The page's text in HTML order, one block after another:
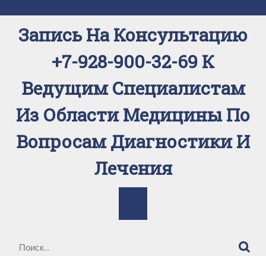
к
содержимому
Запись На Консультацию
+7-928-900-32-69 К
Ведущим Специалистам
Из Области Медицины По
Вопросам Диагностики И
Лечения